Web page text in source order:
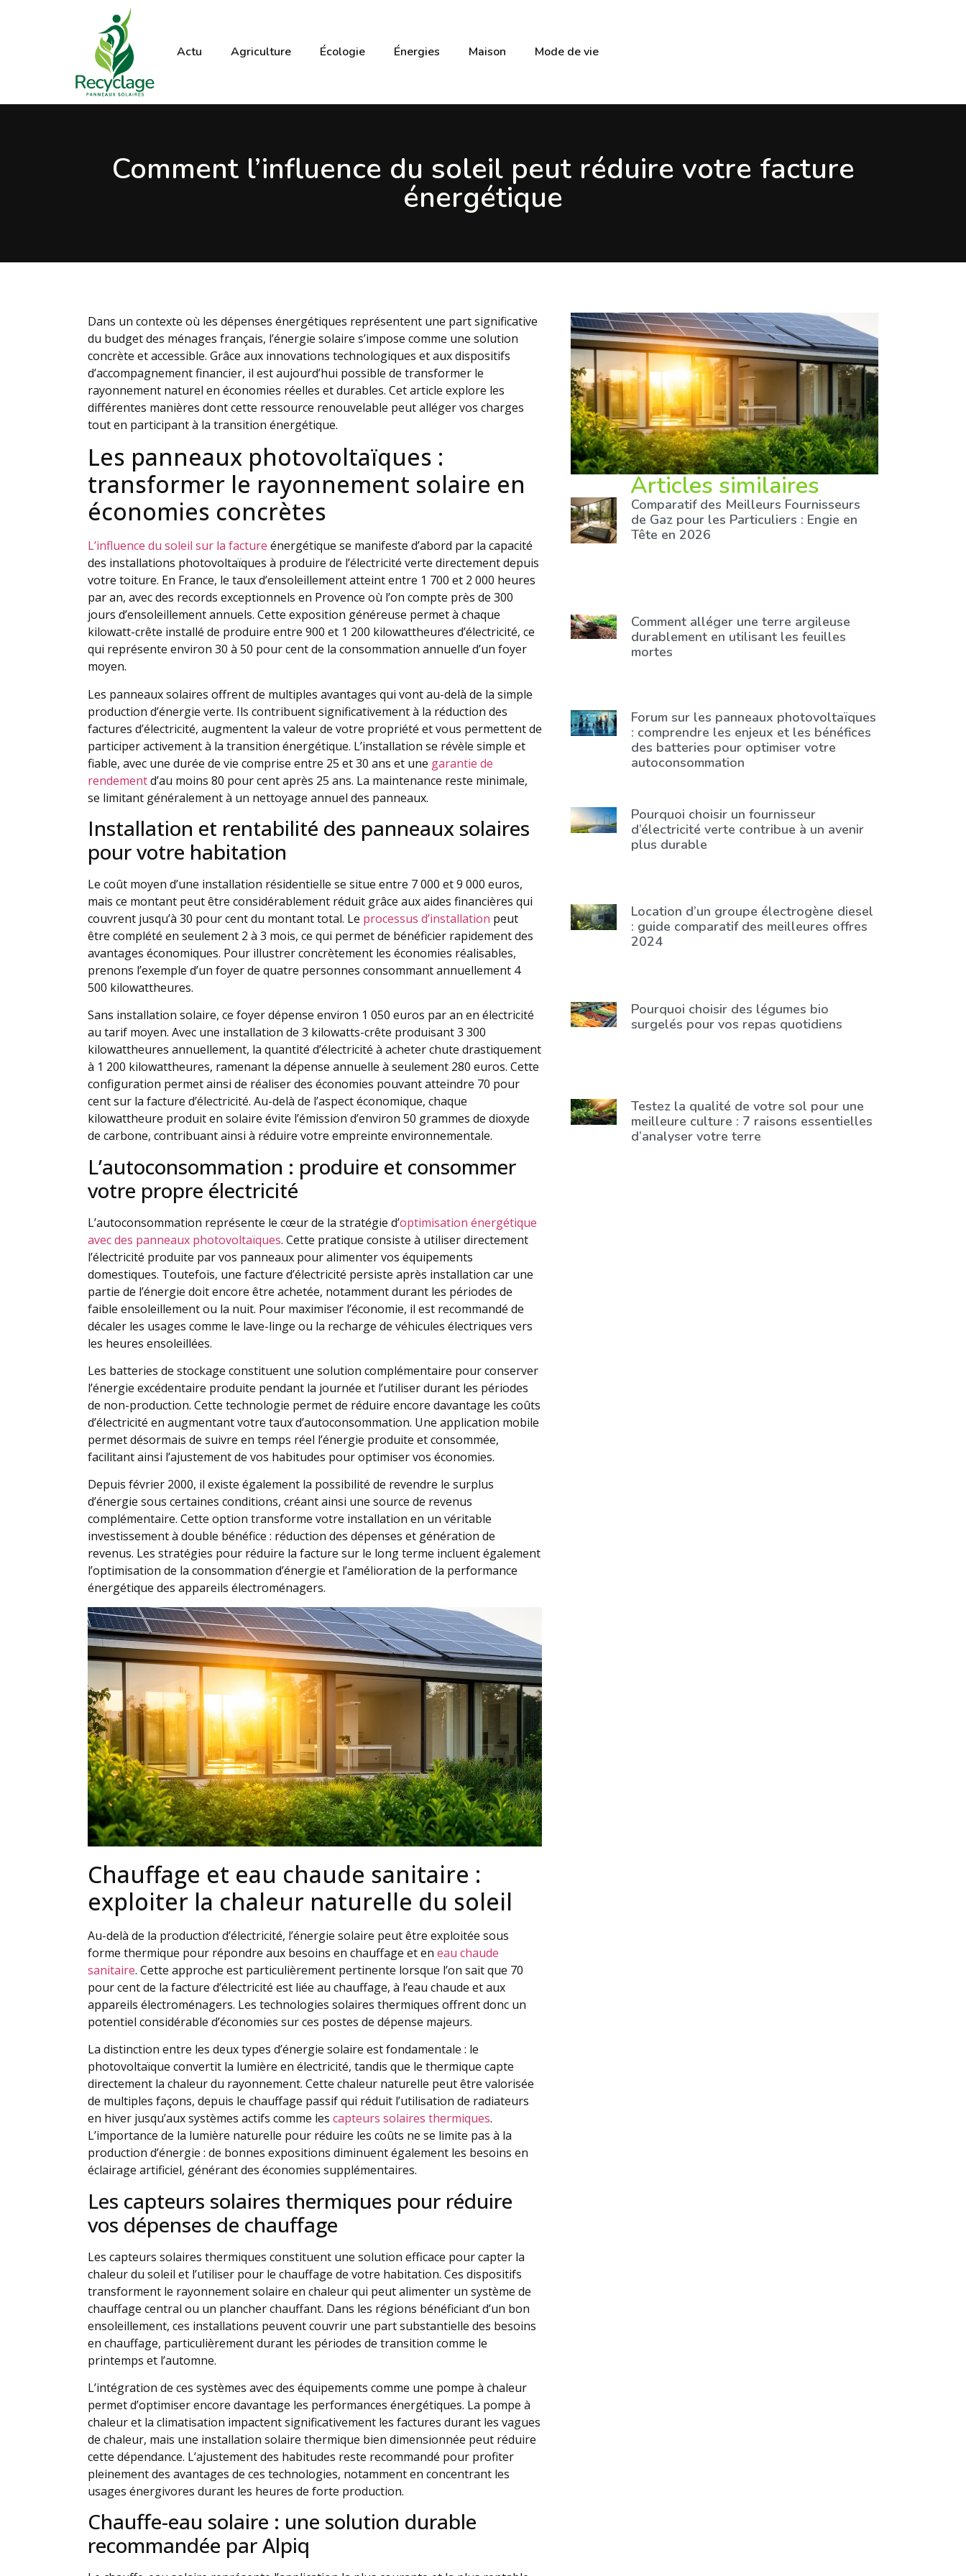
Actu Agriculture Écologie Énergies Maison Mode de vie
Comment l’influence du soleil peut réduire votre facture
énergétique
Dans un contexte où les dépenses énergétiques représentent une part significative
du budget des ménages français, l’énergie solaire s’impose comme une solution
concrète et accessible. Grâce aux innovations technologiques et aux dispositifs
d’accompagnement financier, il est aujourd’hui possible de transformer le
rayonnement naturel en économies réelles et durables. Cet article explore les
différentes manières dont cette ressource renouvelable peut alléger vos charges
tout en participant à la transition énergétique.
Les panneaux photovoltaïques :
transformer le rayonnement solaire en
économies concrètes
L’influence du soleil sur la facture énergétique se manifeste d’abord par la capacité
des installations photovoltaïques à produire de l’électricité verte directement depuis
votre toiture. En France, le taux d’ensoleillement atteint entre 1 700 et 2 000 heures
par an, avec des records exceptionnels en Provence où l’on compte près de 300
jours d’ensoleillement annuels. Cette exposition généreuse permet à chaque
kilowatt-crête installé de produire entre 900 et 1 200 kilowattheures d’électricité, ce
qui représente environ 30 à 50 pour cent de la consommation annuelle d’un foyer
moyen.
Les panneaux solaires offrent de multiples avantages qui vont au-delà de la simple
production d’énergie verte. Ils contribuent significativement à la réduction des
factures d’électricité, augmentent la valeur de votre propriété et vous permettent de
participer activement à la transition énergétique. L’installation se révèle simple et
fiable, avec une durée de vie comprise entre 25 et 30 ans et une garantie de
rendementd’au moins 80 pour cent après 25 ans. La maintenance reste minimale,
se limitant généralement à un nettoyage annuel des panneaux.
Installation et rentabilité des panneaux solaires
pour votre habitation
Le coût moyen d’une installation résidentielle se situe entre 7 000 et 9 000 euros,
mais ce montant peut être considérablement réduit grâce aux aides financières qui
couvrent jusqu’à 30 pour cent du montant total. Le processus d’installation peut
être complété en seulement 2 à 3 mois, ce qui permet de bénéficier rapidement des
avantages économiques. Pour illustrer concrètement les économies réalisables,
prenons l’exemple d’un foyer de quatre personnes consommant annuellement 4
500 kilowattheures.
Sans installation solaire, ce foyer dépense environ 1 050 euros par an en électricité
au tarif moyen. Avec une installation de 3 kilowatts-crête produisant 3 300
kilowattheures annuellement, la quantité d’électricité à acheter chute drastiquement
à 1 200 kilowattheures, ramenant la dépense annuelle à seulement 280 euros. Cette
configuration permet ainsi de réaliser des économies pouvant atteindre 70 pour
cent sur la facture d’électricité. Au-delà de l’aspect économique, chaque
kilowattheure produit en solaire évite l’émission d’environ 50 grammes de dioxyde
de carbone, contribuant ainsi à réduire votre empreinte environnementale.
L’autoconsommation : produire et consommer
votre propre électricité
L’autoconsommation représente le cœur de la stratégie d’optimisation énergétique
avec des panneaux photovoltaïques. Cette pratique consiste à utiliser directement
l’électricité produite par vos panneaux pour alimenter vos équipements
domestiques. Toutefois, une facture d’électricité persiste après installation car une
partie de l’énergie doit encore être achetée, notamment durant les périodes de
faible ensoleillement ou la nuit. Pour maximiser l’économie, il est recommandé de
décaler les usages comme le lave-linge ou la recharge de véhicules électriques vers
les heures ensoleillées.
Les batteries de stockage constituent une solution complémentaire pour conserver
l’énergie excédentaire produite pendant la journée et l’utiliser durant les périodes
de non-production. Cette technologie permet de réduire encore davantage les coûts
d’électricité en augmentant votre taux d’autoconsommation. Une application mobile
permet désormais de suivre en temps réel l’énergie produite et consommée,
facilitant ainsi l’ajustement de vos habitudes pour optimiser vos économies.
Depuis février 2000, il existe également la possibilité de revendre le surplus
d’énergie sous certaines conditions, créant ainsi une source de revenus
complémentaire. Cette option transforme votre installation en un véritable
investissement à double bénéfice : réduction des dépenses et génération de
revenus. Les stratégies pour réduire la facture sur le long terme incluent également
l’optimisation de la consommation d’énergie et l’amélioration de la performance
énergétique des appareils électroménagers.
Chauffage et eau chaude sanitaire :
exploiter la chaleur naturelle du soleil
Au-delà de la production d’électricité, l’énergie solaire peut être exploitée sous
forme thermique pour répondre aux besoins en chauffage et en eau chaude
sanitaire. Cette approche est particulièrement pertinente lorsque l’on sait que 70
pour cent de la facture d’électricité est liée au chauffage, à l’eau chaude et aux
appareils électroménagers. Les technologies solaires thermiques offrent donc un
potentiel considérable d’économies sur ces postes de dépense majeurs.
La distinction entre les deux types d’énergie solaire est fondamentale : le
photovoltaïque convertit la lumière en électricité, tandis que le thermique capte
directement la chaleur du rayonnement. Cette chaleur naturelle peut être valorisée
de multiples façons, depuis le chauffage passif qui réduit l’utilisation de radiateurs
en hiver jusqu’aux systèmes actifs comme les capteurs solaires thermiques.
L’importance de la lumière naturelle pour réduire les coûts ne se limite pas à la
production d’énergie : de bonnes expositions diminuent également les besoins en
éclairage artificiel, générant des économies supplémentaires.
Les capteurs solaires thermiques pour réduire
vos dépenses de chauffage
Les capteurs solaires thermiques constituent une solution efficace pour capter la
chaleur du soleil et l’utiliser pour le chauffage de votre habitation. Ces dispositifs
transforment le rayonnement solaire en chaleur qui peut alimenter un système de
chauffage central ou un plancher chauffant. Dans les régions bénéficiant d’un bon
ensoleillement, ces installations peuvent couvrir une part substantielle des besoins
en chauffage, particulièrement durant les périodes de transition comme le
printemps et l’automne.
L’intégration de ces systèmes avec des équipements comme une pompe à chaleur
permet d’optimiser encore davantage les performances énergétiques. La pompe à
chaleur et la climatisation impactent significativement les factures durant les vagues
de chaleur, mais une installation solaire thermique bien dimensionnée peut réduire
cette dépendance. L’ajustement des habitudes reste recommandé pour profiter
pleinement des avantages de ces technologies, notamment en concentrant les
usages énergivores durant les heures de forte production.
Chauffe-eau solaire : une solution durable
recommandée par Alpiq
Articles similaires
Comparatif des Meilleurs Fournisseurs
de Gaz pour les Particuliers : Engie en
Tête en 2026
Comment alléger une terre argileuse
durablement en utilisant les feuilles
mortes
Forum sur les panneaux photovoltaïques
: comprendre les enjeux et les bénéfices
des batteries pour optimiser votre
autoconsommation
Pourquoi choisir un fournisseur
d’électricité verte contribue à un avenir
plus durable
Location d’un groupe électrogène diesel
: guide comparatif des meilleures offres
2024
Pourquoi choisir des légumes bio
surgelés pour vos repas quotidiens
Testez la qualité de votre sol pour une
meilleure culture : 7 raisons essentielles
d’analyser votre terre